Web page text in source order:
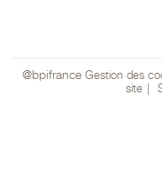
@bpifrance Gestion des
site